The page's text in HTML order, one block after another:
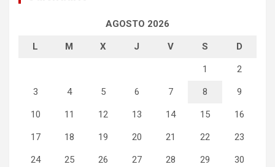
AGOSTO 2026
L M X J V S D
1 2
3 4 5 6 7 8 9
10 11 12 13 14 15 16
17 18 19 20 21 22 23
24 25 26 27 28 29 30